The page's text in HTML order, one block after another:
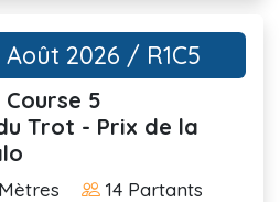
2026 / R1C5
5
Trot - Prix de la
14 Partants